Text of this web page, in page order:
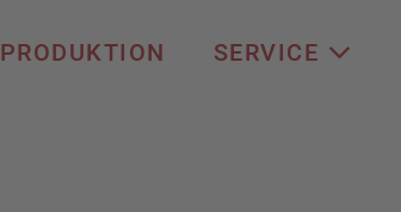
PRODUKTION SERVICE